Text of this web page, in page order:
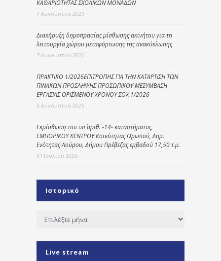
ΚΑΘΑΡΙΟΤΗΤΑΣ ΣΧΟΛΙΚΩΝ ΜΟΝΑΔΩΝ
7 Αυγούστου 2026
Διακήρυξη δημοπρασίας μίσθωσης ακινήτου για τη
λειτουργία χώρου μεταφόρτωσης της ανακύκλωσης
7 Αυγούστου 2026
ΠΡΑΚΤΙΚΟ 1/2026ΕΠΙΤΡΟΠΗΣ ΓΙΑ ΤΗΝ ΚΑΤΑΡΤΙΣΗ ΤΩΝ
ΠΙΝΑΚΩΝ ΠΡΟΣΛΗΨΗΣ ΠΡΟΣΩΠΙΚΟΥ ΜΕΣΥΜΒΑΣΗ
ΕΡΓΑΣΙΑΣ ΟΡΙΣΜΕΝΟΥ ΧΡΟΝΟΥ ΣΟΧ 1/2026
6 Αυγούστου 2026
Εκμίσθωση του υπ΄ αριθ. -14- καταστήματος,
ΕΜΠΟΡΙΚΟΥ ΚΕΝΤΡΟΥ Κοινότητας Ωρωπού, Δημ.
Ενότητας Λούρου, Δήμου Πρέβεζας εμβαδού 17,50 τ.μ.
31 Ιουλίου 2026
Ιστορικό
Ιστορικό
Live stream